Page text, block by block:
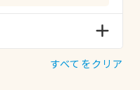
すべてをクリア